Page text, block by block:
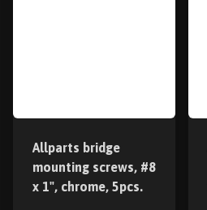
Allparts bridge
mounting screws, #8
x 1", chrome, 5pcs.